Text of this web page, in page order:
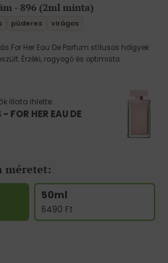
- 896 (2ml minta)
púderes virágos
For Her Eau De Parfum stílusos hölgyek
Érzéki, ragyogó és optimista.
illata ihlette:
FOR HER EAU DE
méretet:
50ml
6490 Ft